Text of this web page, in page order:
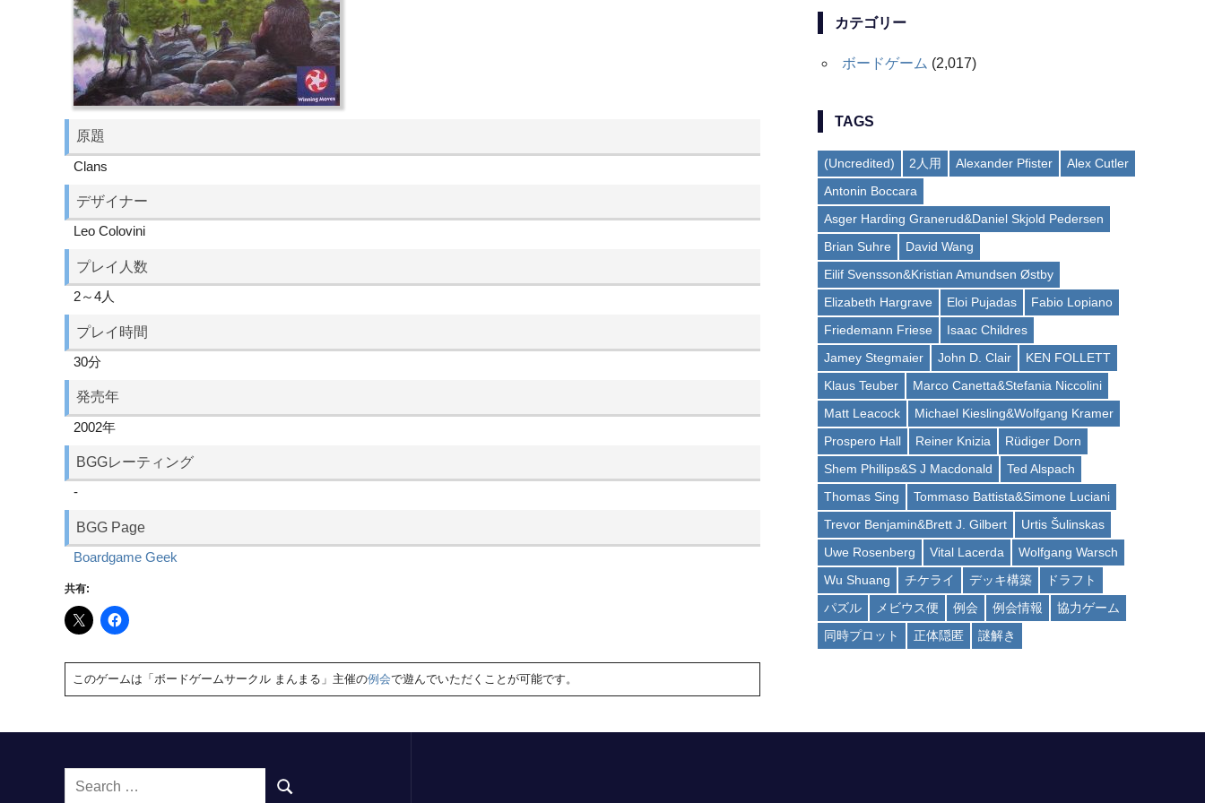
原題
Clans
デザイナー
Leo Colovini
プレイ人数
2～4人
プレイ時間
30分
発売年
2002年
BGGレーティング
-
BGG Page
Boardgame Geek
共有:
このゲームは「ボードゲームサークル まんまる」主催の例会で遊んでいただくことが可能です。
カテゴリー
ボードゲーム (2,017)
TAGS
(Uncredited) 2人用 Alexander Pfister
Alex Cutler
Antonin Boccara
Asger Harding Granerud&Daniel Skjold Pedersen
Brian Suhre
David Wang
Eilif Svensson&Kristian Amundsen Østby
Elizabeth Hargrave
Eloi Pujadas
Fabio Lopiano
Friedemann Friese
Isaac Childres
Jamey Stegmaier
John D. Clair
KEN FOLLETT
Klaus Teuber
Marco Canetta&Stefania Niccolini
Matt Leacock
Michael Kiesling&Wolfgang Kramer
Prospero Hall
Reiner Knizia
Rüdiger Dorn
Shem Phillips&S J Macdonald
Ted Alspach
Thomas Sing
Tommaso Battista&Simone Luciani
Trevor Benjamin&Brett J. Gilbert
Urtis Šulinskas
Uwe Rosenberg
Vital Lacerda
Wolfgang Warsch
Wu Shuang
チケライ デッキ構築
ドラフト
パズル
メビウス便 例会 例会情報
協力ゲーム
同時プロット
正体隠匿 謎解き
Search
SEARCH